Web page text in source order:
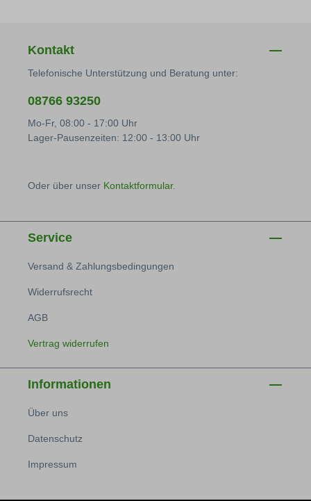
Kontakt
Telefonische Unterstützung und Beratung unter:
08766 93250
Mo-Fr, 08:00 - 17:00 Uhr
Lager-Pausenzeiten: 12:00 - 13:00 Uhr
Oder über unser Kontaktformular.
Service
Versand & Zahlungsbedingungen
Widerrufsrecht
AGB
Vertrag widerrufen
Informationen
Über uns
Datenschutz
Impressum